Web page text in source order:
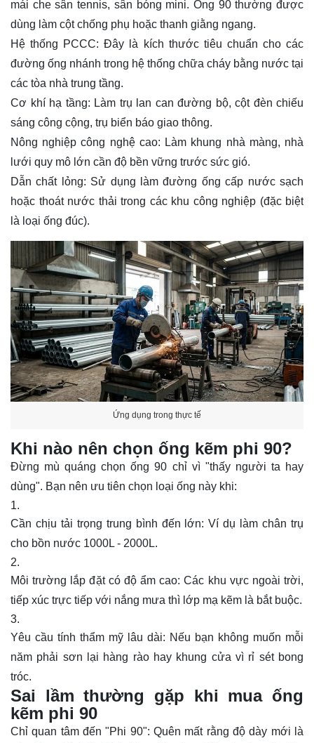
mái che sân tennis, sân bóng mini. Ống 90 thường được
dùng làm cột chống phụ hoặc thanh giằng ngang.
Hệ thống PCCC: Đây là kích thước tiêu chuẩn cho các
đường ống nhánh trong hệ thống chữa cháy bằng nước tại
các tòa nhà trung tầng.
Cơ khí hạ tầng: Làm trụ lan can đường bộ, cột đèn chiếu
sáng công cộng, trụ biển báo giao thông.
Nông nghiệp công nghệ cao: Làm khung nhà màng, nhà
lưới quy mô lớn cần độ bền vững trước sức gió.
Dẫn chất lỏng: Sử dụng làm đường ống cấp nước sạch
hoặc thoát nước thải trong các khu công nghiệp (đặc biệt
là loại ống đúc).
Ứng dụng trong thực tế
Khi nào nên chọn ống kẽm phi 90?
Đừng mù quáng chọn ống 90 chỉ vì "thấy người ta hay
dùng". Bạn nên ưu tiên chọn loại ống này khi:
Cần chịu tải trọng trung bình đến lớn: Ví dụ làm chân trụ
cho bồn nước 1000L - 2000L.
Môi trường lắp đặt có độ ẩm cao: Các khu vực ngoài trời,
tiếp xúc trực tiếp với nắng mưa thì lớp mạ kẽm là bắt buộc.
Yêu cầu tính thẩm mỹ lâu dài: Nếu bạn không muốn mỗi
năm phải sơn lại hàng rào hay khung cửa vì rỉ sét bong
tróc.
Sai lầm thường gặp khi mua ống
kẽm phi 90
Chỉ quan tâm đến "Phi 90": Quên mất rằng độ dày mới là